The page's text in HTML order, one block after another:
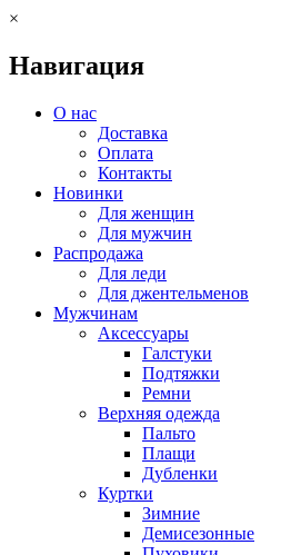
×
Навигация
О нас
Доставка
Оплата
Контакты
Новинки
Для женщин
Для мужчин
Распродажа
Для леди
Для джентельменов
Мужчинам
Аксессуары
Галстуки
Подтяжки
Ремни
Верхняя одежда
Пальто
Плащи
Дубленки
Куртки
Зимние
Демисезонные